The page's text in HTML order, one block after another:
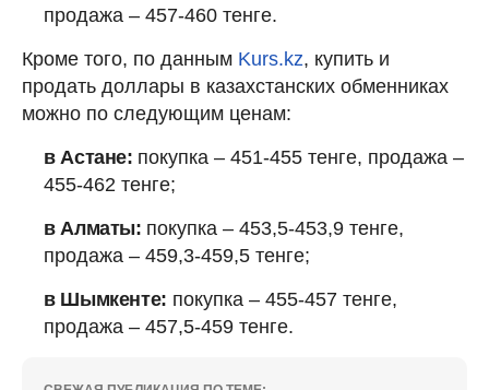
продажа – 457-460 тенге.
Кроме того, по данным Kurs.kz, купить и
продать доллары в казахстанских обменниках
можно по следующим ценам:
в Астане: покупка – 451-455 тенге, продажа –
455-462 тенге;
в Алматы: покупка – 453,5-453,9 тенге,
продажа – 459,3-459,5 тенге;
в Шымкенте: покупка – 455-457 тенге,
продажа – 457,5-459 тенге.